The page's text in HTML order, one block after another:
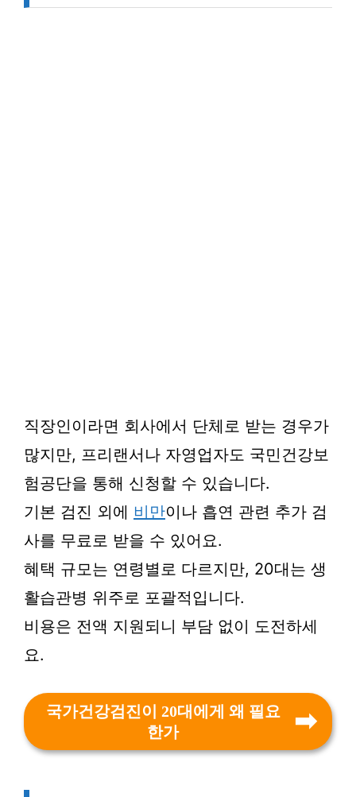
직장인이라면 회사에서 단체로 받는 경우가
많지만, 프리랜서나 자영업자도 국민건강보
험공단을 통해 신청할 수 있습니다.
기본 검진 외에 비만이나 흡연 관련 추가 검
사를 무료로 받을 수 있어요.
혜택 규모는 연령별로 다르지만, 20대는 생
활습관병 위주로 포괄적입니다.
비용은 전액 지원되니 부담 없이 도전하세
요.
국가건강검진이 20대에게 왜 필요
한가